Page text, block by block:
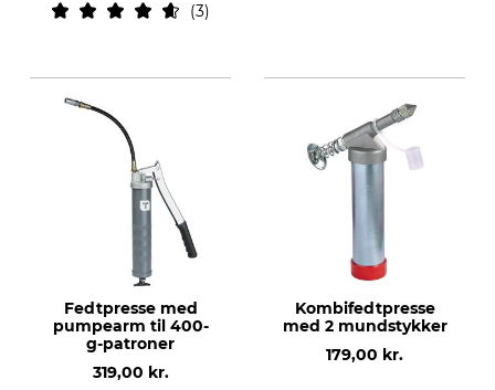
3
Fedtpresse med
pumpearm til 400-
g-patroner
319,00 kr.
Kombifedtpresse
med 2 mundstykker
179,00 kr.